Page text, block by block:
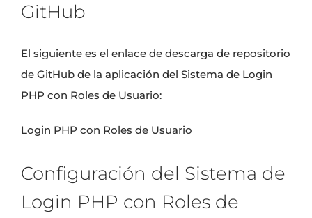
GitHub
El siguiente es el enlace de descarga de repositorio
de GitHub de la aplicación del Sistema de Login
PHP con Roles de Usuario:
Login PHP con Roles de Usuario
Configuración del Sistema de
Login PHP con Roles de